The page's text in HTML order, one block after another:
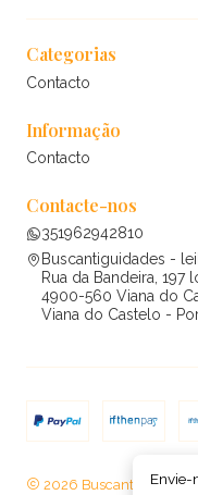
Categorias
Contacto
Informação
Contacto
Contacte-nos
351962942810
Buscantiguidades -
Rua da Bandeira, 197
4900-560 Viana do
Viana do Castelo -
2026
Envie-